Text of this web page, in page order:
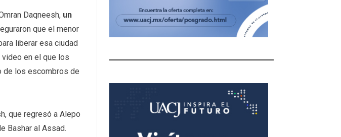
Daqneesh, un
que el menor
liberar esa ciudad
en el que los
de los escombros de
que regresó a Alepo
Bashar al Assad.